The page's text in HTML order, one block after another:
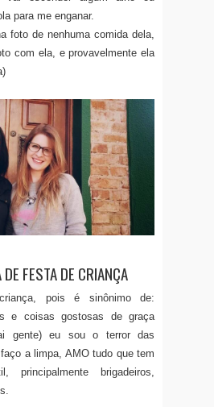
para me enganar.
foto de nenhuma comida dela,
com ela, e provavelmente ela
FESTA DE CRIANÇA
pois é sinônimo de:
e coisas gostosas de graça
ai gente) eu sou o terror das
a limpa, AMO tudo que tem
principalmente brigadeiros,